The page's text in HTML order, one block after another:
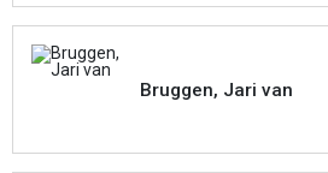
Bruggen, Jari van